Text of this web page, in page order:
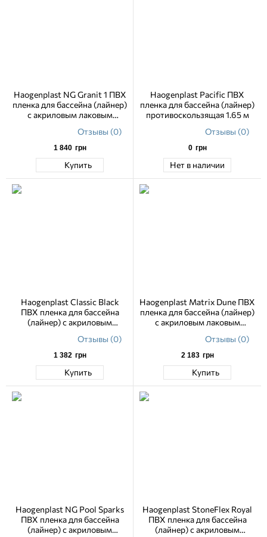
Haogenplast NG Granit 1 ПВХ
пленка для бассейна (лайнер)
с акриловым лаковым
Отзывы (0)
1 840 грн
Купить
Haogenplast Pacific ПВХ
пленка для бассейна (лайнер)
противоскользящая 1.65 м
Отзывы (0)
0 грн
Нет в наличии
Haogenplast Classic Black
ПВХ пленка для бассейна
(лайнер) с акриловым
Отзывы (0)
1 382 грн
Купить
Haogenplast Matrix Dune ПВХ
пленка для бассейна (лайнер)
с акриловым лаковым
Отзывы (0)
2 183 грн
Купить
Haogenplast NG Pool Sparks
ПВХ пленка для бассейна
(лайнер) с акриловым
Haogenplast StoneFlex Royal
ПВХ пленка для бассейна
(лайнер) с акриловым